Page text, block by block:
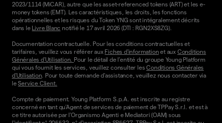
2023/1114 (MiCAR), autre que les asset-referenced tokens (ART) et les e-
money tokens (EMT). Les caractéristiques, les droits, les fonctions
opérationnelles et les risques du Token YNG sont intégralement décrits
dans le Livre Blanc notifié le 17 avril 2026 (DTI : RGN2XS8ZG).
Documentation contractuelle. Pour les conditions contractuelles et
tarifaires, veuillez vous référer aux Fiches d'information et aux Conditions
Générales d'Utilisation. Pour le détail de l'entité du groupe Young Platform
qui vous fournit les services, veuillez consulter lesConditions Générales
d'Utilisation. Pour toute demande d'assistance, veuillez nous contacter via
leService Client.
Compte de paiement. Young Platform S.p.A. est inscrite au registre
concerné en tant qu'Agent de services de paiement de TPPay S.r.l. et est à
ce titre autorisée par l'Organismo Agenti e Mediatori (OAM) sous